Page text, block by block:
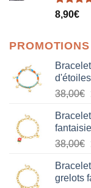
Note5.00
8,90€
PROMOTIONS
38,00€
fantaisie
38,00€
grelots